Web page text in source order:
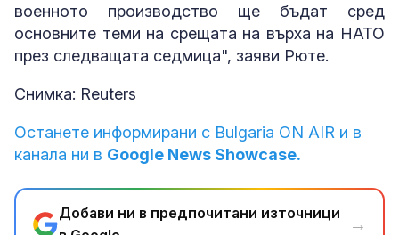
военното производство ще бъдат сред
основните теми на срещата на върха на НАТО
през следващата седмица", заяви Рюте.
Снимка: Reuters
Останете информирани с Bulgaria ON AIR и в
канала ни в Google News Showcase.
Добави ни в предпочитани източници
→